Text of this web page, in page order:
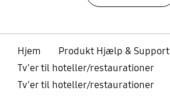
Hjem
Produkt Hjælp & Support
Tv'er til hoteller/restaurationer
Tv'er til hoteller/restaurationer